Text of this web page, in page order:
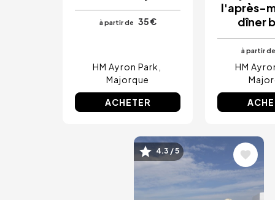
Amsterdam, Pays-Bas
à partir de 35 €
HM Ayron Park
Majorque
ACHETER
l'après-
dîner
à partir de
HM
Image
4.3 / 5